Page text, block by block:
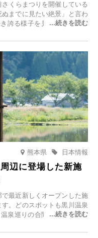
くらまつりを開催している
までに見たい絶景」と言わ
誇る様子を見に、世界中か
咲くさくらライトアップ」
熊本県 日本情報
辺に登場した新施
最近新しくオープンした施
。どのスポットも黒川温泉
泉巡りの合間に気軽に立ち
な魅力が満載です。黒川温